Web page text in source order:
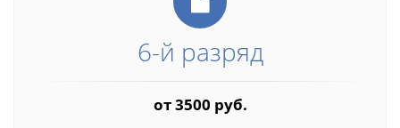
6-й разряд
от 3500 руб.